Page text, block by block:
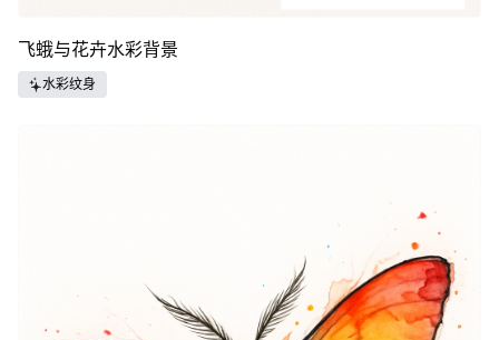
飞蛾与花卉水彩背景
水彩纹身